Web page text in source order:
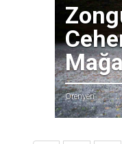
Örenyeri